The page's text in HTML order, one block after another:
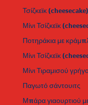
Τσίζκεϊκ
Μίνι Τσίζκεϊκ
Ποτηράκια με
Μίνι Τσίζκεϊκ
Μίνι Τιραμισού
Παγωτό σάντουιτς
Μπάρα γιαουρτιού